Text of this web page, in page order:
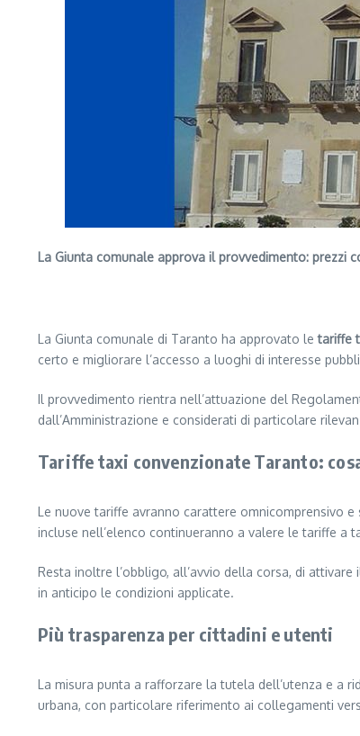
La Giunta comunale approva il provvedimento:
La Giunta comunale di Taranto ha approvato letariffe
certo e migliorare l’accesso a luoghi di interesse
Il provvedimento rientra nell’attuazione del
dall’Amministrazione e considerati di particolare
Tariffe taxi convenzionate Taranto:
Le nuove tariffe avranno carattere omnicomprensivo
incluse nell’elenco continueranno a valere le tariffe a
Resta inoltre l’obbligo, all’avvio della corsa, di
in anticipo le condizioni applicate.
Più trasparenza per cittadini e utenti
La misura punta a rafforzare la tutela dell’utenza e a
urbana, con particolare riferimento ai collegamenti